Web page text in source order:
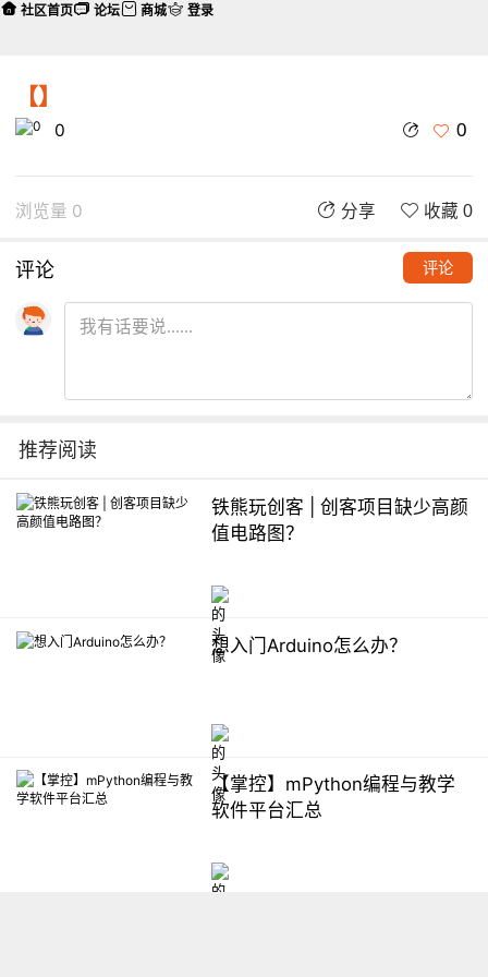
【】
0 0
浏览量 0 分享 收藏 0
评论 评论
推荐阅读
铁熊玩创客 | 创客项目缺少高颜
值电路图？
想入门Arduino怎么办？
【掌控】mPython编程与教学
软件平台汇总
社区首页 论坛 商城 登录